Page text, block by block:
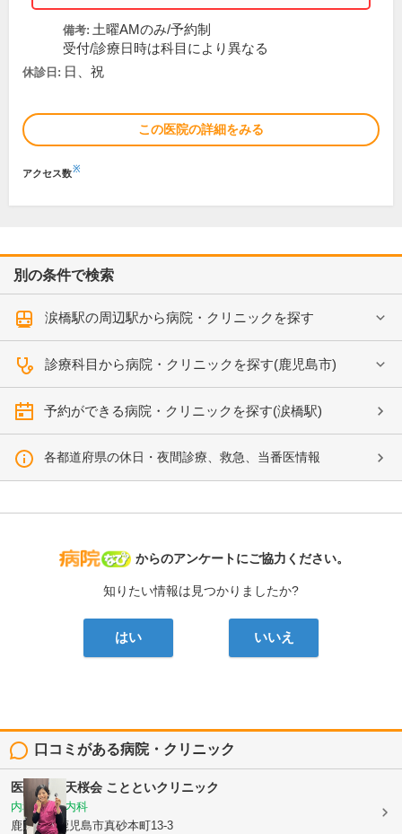
備考: 土曜AMのみ/予約制
受付/診療日時は科目により異なる
休診日: 日、祝
この医院の詳細をみる
アクセス数※
別の条件で検索
涙橋駅の周辺駅から病院・クリニックを探す
診療科目から病院・クリニックを探す(鹿児島市)
予約ができる病院・クリニックを探す(涙橋駅)
各都道府県の休日・夜間診療、救急、当番医情報
病院なび
からのアンケートにご協力ください。
知りたい情報は見つかりましたか?
はい いいえ
口コミがある病院・クリニック
医療法人 天桜会 ことといクリニック
内科, 血液内科
鹿児島県鹿児島市真砂本町13-3